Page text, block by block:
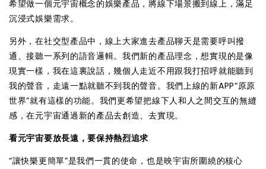
希望做一個元宇宙概念的娛樂產品，將線下場景搬到線上，滿足
沉浸式娛樂需求。
另外，在社交型產品中，線上大家進去產品聊天是需要呼叫撥
通、接聽一系列的語音邏輯。我們新的產品理念，想實現的是像
現實一樣，我在這裏說話，幾個人走近不用跟我打招呼就能聽到
我的聲音，走遠一點就聽不到我的聲音。我們上線的新APP“原原
世界”就有這樣的功能。我們更希望把線下人和人之間交互的無縫
感，在元宇宙通過新的產品去創造、去實現。
看元宇宙要放長遠，要保持熱烈追求
“讓快樂更簡單”是我們一貫的使命，也是映宇宙所圍繞的核心